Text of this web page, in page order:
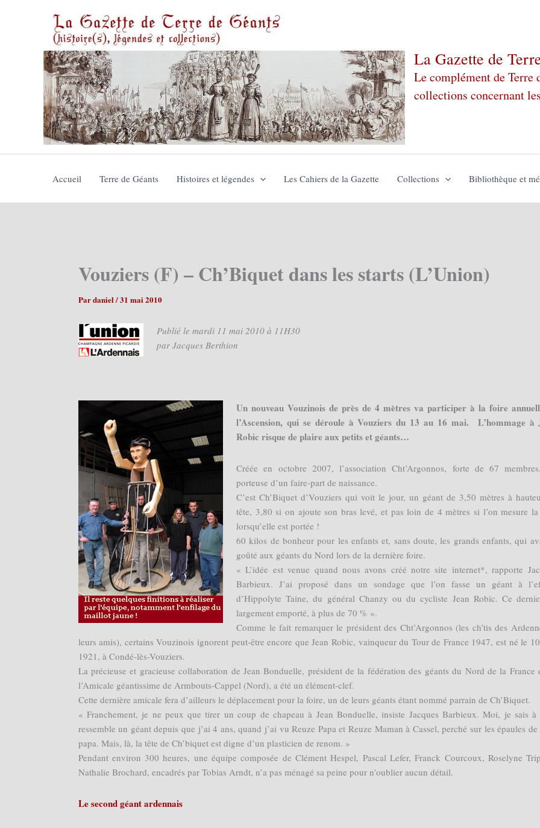
La Gazette de
Le complément de Terre
collections concernant
Accueil Terre de Géants Histoires et légendes Les Cahiers de la Gazette Collections Bibliothèque et
Vouziers (F) – Ch’Biquet dans les starts (L’Union)
Pardaniel /31 mai 2010
Publié le mardi 11 mai 2010 à 11H30
par Jacques Berthion
Un nouveau Vouzinois de près de 4 mètres va participer à la foire
l’Ascension, qui se déroule à Vouziers du 13 au 16 mai. L’hommage à
Robic risque de plaire aux petits et géants…
Créée en octobre 2007, l’association Cht’Argonnos, forte de 67
porteuse d’un faire-part de naissance.
C’est Ch’Biquet d’Vouziers qui voit le jour, un géant de 3,50 mètres à
tête, 3,80 si on ajoute son bras levé, et pas loin de 4 mètres si l’on mesure la
lorsqu’elle est portée !
60 kilos de bonheur pour les enfants et, sans doute, les grands enfants, qui
goûté aux géants du Nord lors de la dernière foire.
« L’idée est venue quand nous avons créé notre site internet*, rapporte
Barbieux. J’ai proposé dans un sondage que l’on fasse un géant à
d’Hippolyte Taine, du général Chanzy ou du cycliste Jean Robic. Ce
largement emporté, à plus de 70 % ».
Comme le fait remarquer le président des Cht’Argonnos (les ch’tis des
leurs amis), certains Vouzinois ignorent peut-être encore que Jean Robic, vainqueur du Tour de France 1947, est né le
1921, à Condé-lès-Vouziers.
La précieuse et gracieuse collaboration de Jean Bonduelle, président de la fédération des géants du Nord de la France
l’Amicale géantissime de Armbouts-Cappel (Nord), a été un élément-clef.
Cette dernière amicale fera d’ailleurs le déplacement pour la foire, un de leurs géants étant nommé parrain de Ch’Biquet.
« Franchement, je ne peux que tirer un coup de chapeau à Jean Bonduelle, insiste Jacques Barbieux. Moi, je sais à
ressemble un géant depuis que j’ai 4 ans, quand j’ai vu Reuze Papa et Reuze Maman à Cassel, perché sur les épaules
papa. Mais, là, la tête de Ch’biquet est digne d’un plasticien de renom. »
Pendant environ 300 heures, une équipe composée de Clément Hespel, Pascal Lefer, Franck Courcoux, Roselyne
Nathalie Brochard, encadrés par Tobias Arndt, n’a pas ménagé sa peine pour n’oublier aucun détail.
Le second géant ardennais